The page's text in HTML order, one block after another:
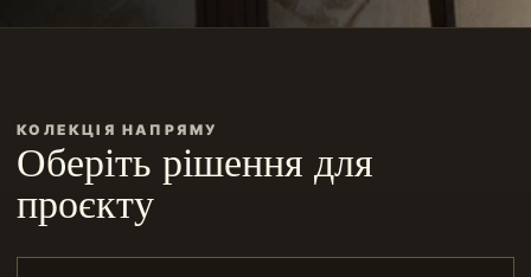
КОЛЕКЦІЯ НАПРЯМУ
Оберіть рішення для
проєкту